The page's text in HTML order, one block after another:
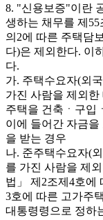
8. "신용보증"이란
생하는 채무를 제
의2에 따른 주택담
다)은 제외한다. 이
다.
가. 주택수요자(외
가진 사람을 제외
주택을 건축ㆍ구입
이에 들어간 자금
을 받는 경우
나. 준주택수요자(
를 가진 사람을 제
법」 제2조제4호에
3호에 따른 고가주
대통령령으로 정하